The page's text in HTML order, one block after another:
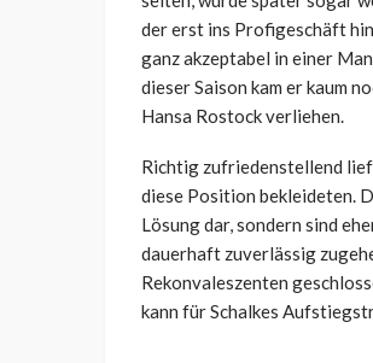
der erst ins Profigeschäft
ganz akzeptabel in einer
dieser Saison kam er kaum
Hansa Rostock verliehen.
Richtig zufriedenstellend
diese Position bekleideten.
Lösung dar, sondern sind
dauerhaft zuverlässig
Rekonvaleszenten
kann für Schalkes